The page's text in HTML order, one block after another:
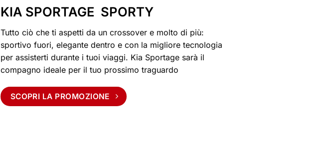
KIA SPORTAGE SPORTY
Tutto ciò che ti aspetti da un crossover e molto di più:
sportivo fuori, elegante dentro e con la migliore tecnologia
per assisterti durante i tuoi viaggi. Kia Sportage sarà il
compagno ideale per il tuo prossimo traguardo
SCOPRI LA PROMOZIONE